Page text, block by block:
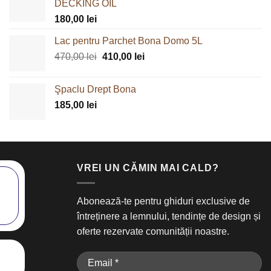
DECKING OIL
180,00 lei
Lac pentru Parchet Bona Domo 5L
470,00lei Prețul
fost:
410,00 leiPrețul
Şpaclu Drept Bona
185,00 lei
VREI UN CĂMIN MAI CALD?
Abonează-te pentru ghiduri exclusive de
întreținere a lemnului, tendințe de design și
oferte rezervate comunității noastre.